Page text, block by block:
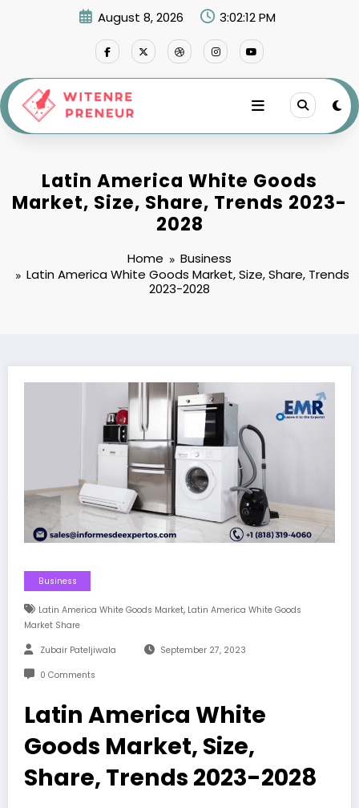
August 8, 2026 3:02:13 PM
Latin America White Goods
Market, Size, Share, Trends 2023-
2028
Home
Business
Latin America White Goods Market, Size, Share, Trends
2023-2028
Business
Latin America White Goods Market, Latin America White Goods
Market Share
Zubair Pateljiwala September 27, 2023
0 Comments
Latin America White
Goods Market, Size,
Share, Trends 2023-2028